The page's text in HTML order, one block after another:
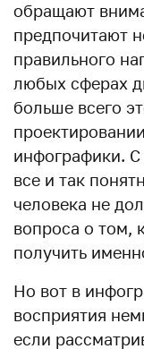
обращают
предпочитают
правильного
любых сферах
больше всего
инфографики. С
все и так
человека не
вопроса о том,
получить
Но вот в
восприятия
если